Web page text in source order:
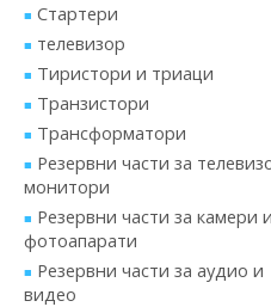
Стартери
телевизор
Тиристори и триаци
Транзистори
Трансформатори
Резервни части за
монитори
Резервни части за камери и
фотоапарати
Резервни части за аудио и
видео